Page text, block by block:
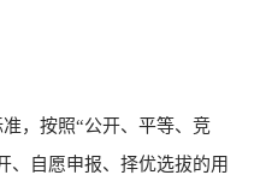
，按照“公开、平等、竞
、自愿申报、择优选拔的用